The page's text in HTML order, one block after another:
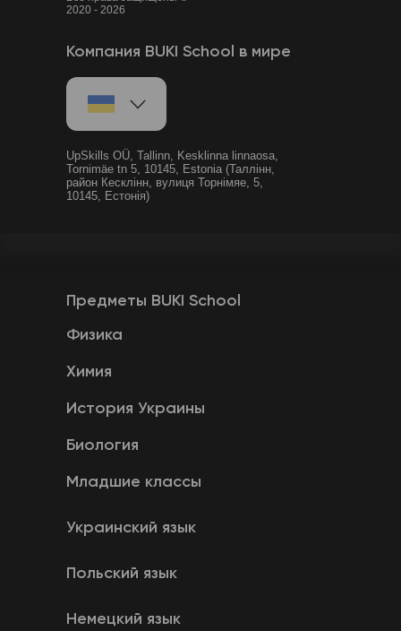
2020 - 2026
Компания BUKI School в мире
UpSkills OÜ, Tallinn, Kesklinna linnaosa,
Tornimäe tn 5, 10145, Estonia (Таллінн,
район Кесклінн, вулиця Торнімяе, 5,
10145, Естонія)
Предметы BUKI School
Физика
Химия
История Украины
Биология
Младшие классы
Украинский язык
Польский язык
Немецкий язык